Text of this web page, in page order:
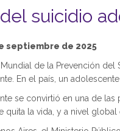
suicidio
septiembre de 2025
de la Prevención
En el país, un
se convirtió en una de
quita la vida, y a nivel